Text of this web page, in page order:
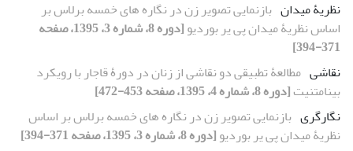
نظریۀ میدان بازنمایی تصویر زن در نگاره های خمسه برلاس بر
اساس نظریۀ میدان پی یر بوردیو
[دوره 8، شماره 3، 1395، صفحه
371-394]
نقاشی مطالعۀ تطبیقی دو نقاشی از زنان در دورۀ قاجار با رویکرد
بینامتنیت[دوره 8، شماره 4، 1395، صفحه 453-472]
نگارگری بازنمایی تصویر زن در نگاره های خمسه برلاس بر اساس
نظریۀ میدان پی یر بوردیو[دوره 8، شماره 3، 1395، صفحه 371-394]